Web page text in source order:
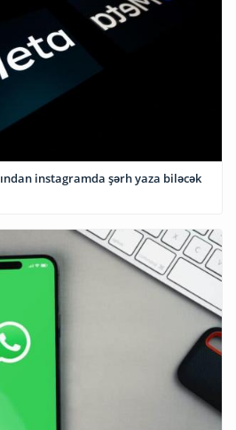
instagramda şərh yaza biləcək